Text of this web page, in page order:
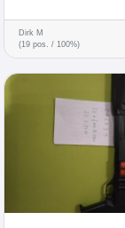
Dirk M
(19 pos. / 100%)